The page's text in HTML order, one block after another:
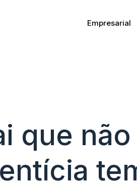
Empresarial
que